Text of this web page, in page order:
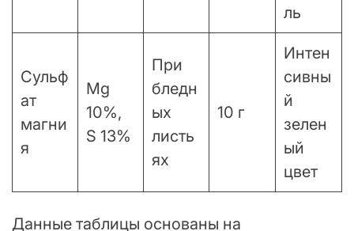
ль
Сульф
ат
магни
я
Mg
10%,
S 13%
При
бледн
ых
листь
ях
10 г
Интен
сивны
й
зелен
ый
цвет
Данные таблицы основаны на